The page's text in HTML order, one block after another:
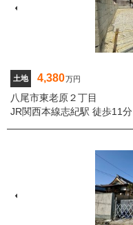
土地 4,380万円
八尾市東老原２丁目
JR関西本線志紀駅 徒歩11分